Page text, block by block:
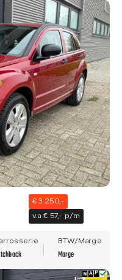
€ 3.250,-
v.a € 57,- p/m
BTW/Marge
Marge